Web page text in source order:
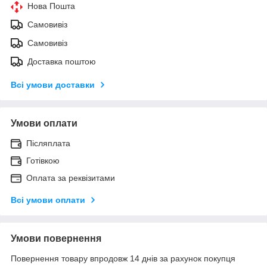
Нова Пошта
Самовивіз
Самовивіз
Доставка поштою
Всі умови доставки
Умови оплати
Післяплата
Готівкою
Оплата за реквізитами
Всі умови оплати
Умови повернення
Повернення товару впродовж 14 днів за рахунок покупця